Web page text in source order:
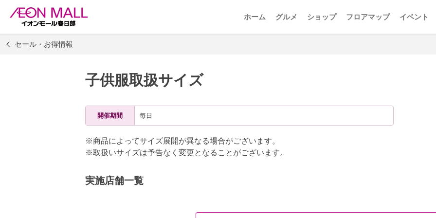
ホーム グルメ ショップ フロアマップ イベント
セール・お得情報
子供服取扱サイズ
開催期間 毎日
※商品によってサイズ展開が異なる場合がございます。
※取扱いサイズは予告なく変更となることがございます。
実施店舗一覧